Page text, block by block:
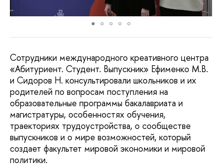
Сотрудники международного креативного центра
«Абитуриент. Студент. Выпускник» Ефименко М.В.
и Сидоров Н. консультировали школьников и их
родителей по вопросам поступления на
образовательные программы бакалавриата и
магистратуры, особенностях обучения,
траекториях трудоустройства, о сообществе
выпускников и о мире возможностей, который
создает факультет мировой экономики и мировой
политики.